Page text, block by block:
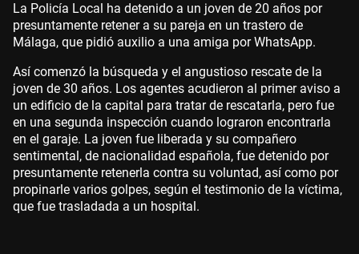
La Policía Local ha detenido a un joven de 20 años por
presuntamente retener a su pareja en un trastero de
Málaga, que pidió auxilio a una amiga por WhatsApp.
Así comenzó la búsqueda y el angustioso rescate de la
joven de 30 años. Los agentes acudieron al primer aviso a
un edificio de la capital para tratar de rescatarla, pero fue
en una segunda inspección cuando lograron encontrarla
en el garaje. La joven fue liberada y su compañero
sentimental, de nacionalidad española , fue detenido por
presuntamente retenerla contra su voluntad, así como por
propinarle varios golpes, según el testimonio de la víctima,
que fue trasladada a un hospital.